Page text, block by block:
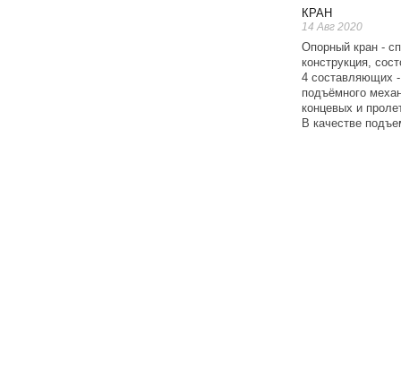
КРАН
14 Авг 2020
Опорный кран -
конструкция,
4 составляющих -
подъёмного
концевых и
В качестве